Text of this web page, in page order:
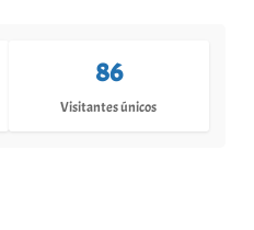
86
Visitantes únicos